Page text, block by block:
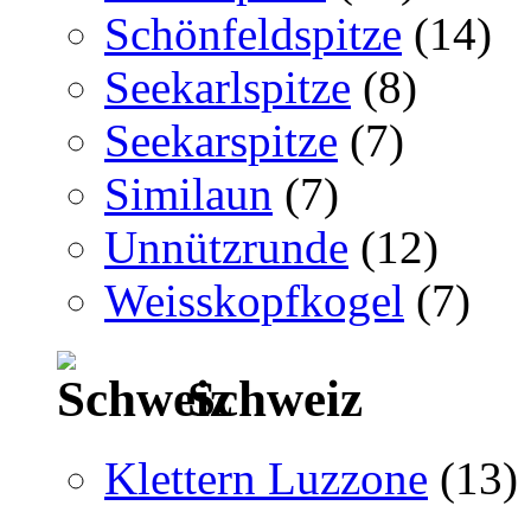
Schönfeldspitze (14)
Seekarlspitze (8)
Seekarspitze (7)
Similaun (7)
Unnützrunde (12)
Weisskopfkogel (7)
Schweiz
Klettern Luzzone (13)